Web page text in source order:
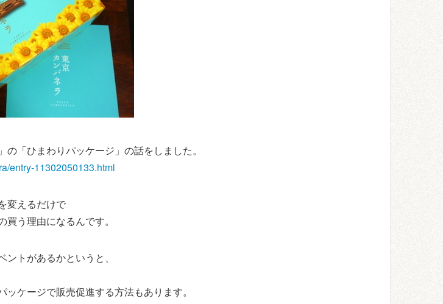
の「ひまわりパッケージ」の話をしました。
entry-11302050133.html
変えるだけで
う理由になるんです。
ントがあるかというと、
ッケージで販売促進する方法もあります。